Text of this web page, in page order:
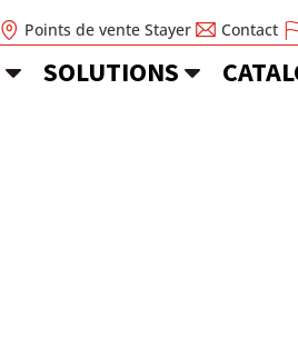
Points de vente Stayer Contact
SOLUTIONS